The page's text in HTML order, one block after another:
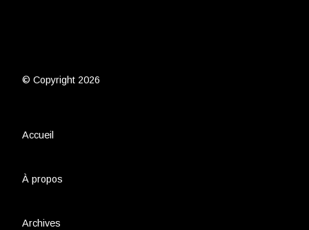
© Copyright 2026
Accueil
À propos
Archives